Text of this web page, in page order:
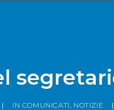
| IN COMUNICATI, NOTIZIE |